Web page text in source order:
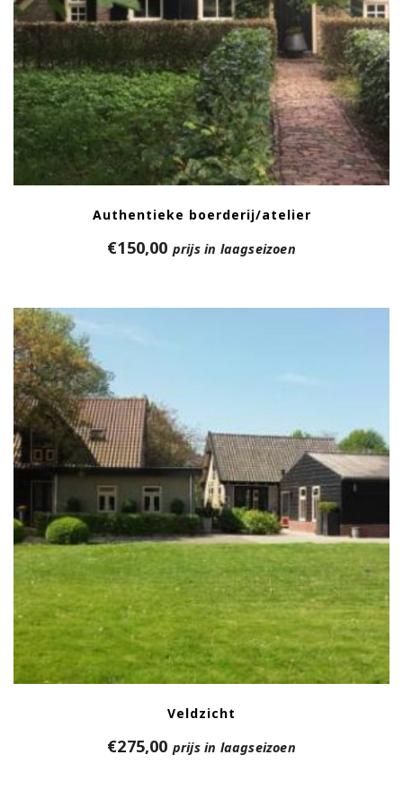
Authentieke boerderij/atelier
€150,00 prijs in laagseizoen
Veldzicht
€275,00 prijs in laagseizoen